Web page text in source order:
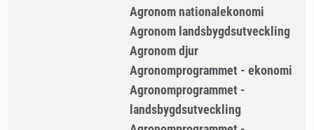
Agronom nationalekonomi
Agronom landsbygdsutveckling
Agronom djur
Agronomprogrammet - ekonomi
Agronomprogrammet -
landsbygdsutveckling